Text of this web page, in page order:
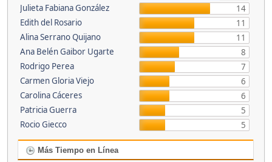
Julieta Fabiana González
14
Edith del Rosario
11
Alina Serrano Quijano
11
Ana Belén Gaibor Ugarte
8
Rodrigo Perea
7
Carmen Gloria Viejo
6
Carolina Cáceres
6
Patricia Guerra
5
Rocio Giecco
5
Más Tiempo en Línea